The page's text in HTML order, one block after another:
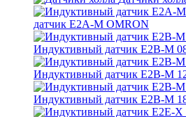
датчик E2A-M OMRON
Индуктивный датчик E2B-M
Индуктивный датчик E2B-M
Индуктивный датчик E2B-M